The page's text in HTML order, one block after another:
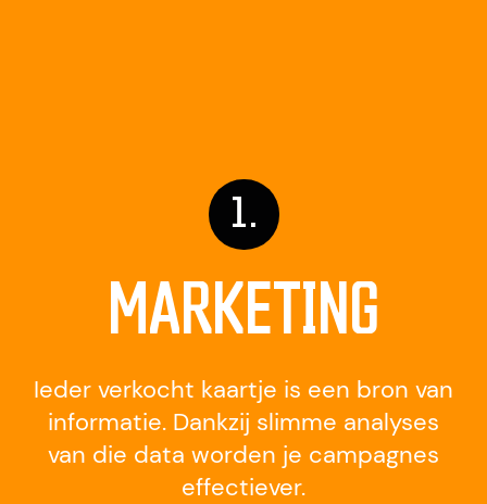
MARKETING
Ieder verkocht kaartje is een bron van
informatie. Dankzij slimme analyses
van die data worden je campagnes
effectiever.